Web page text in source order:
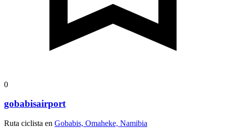
0
gobabisairport
Ruta ciclista en Gobabis, Omaheke, Namibia